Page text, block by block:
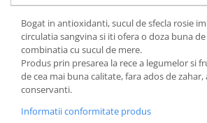
Bogat in antioxidanti, sucul de sfecla rosie
circulatia sangvina si iti ofera o doza buna
combinatia cu sucul de mere.
Produs prin presarea la rece a legumelor si
de cea mai buna calitate, fara ados de
conservanti.
Informatii conformitate produs